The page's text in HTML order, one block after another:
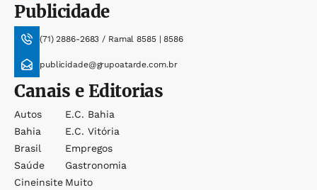
Publicidade
(71) 2886-2683 / Ramal 8585 | 8586
publicidade@grupoatarde.com.br
Canais e Editorias
Autos
Bahia
Brasil
Saúde
Cineinsite
E.c. Bahia
E.c. Vitória
Empregos
Gastronomia
Muito